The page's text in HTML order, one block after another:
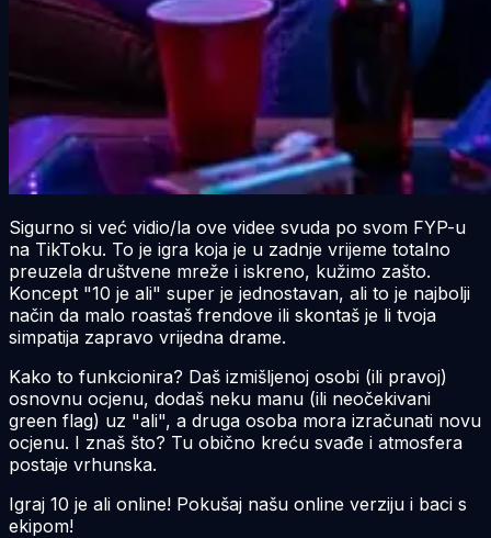
Sigurno si već vidio/la ove videe svuda po svom FYP-u
na TikToku. To je igra koja je u zadnje vrijeme totalno
preuzela društvene mreže i iskreno, kužimo zašto.
Koncept "10 je ali" super je jednostavan, ali to je najbolji
način da malo roastaš frendove ili skontaš je li tvoja
simpatija zapravo vrijedna drame.
Kako to funkcionira? Daš izmišljenoj osobi (ili pravoj)
osnovnu ocjenu, dodaš neku manu (ili neočekivani
green flag) uz "ali", a druga osoba mora izračunati novu
ocjenu. I znaš što? Tu obično kreću svađe i atmosfera
postaje vrhunska.
Igraj 10 je ali online! Pokušaj našu online verziju i baci s
ekipom!